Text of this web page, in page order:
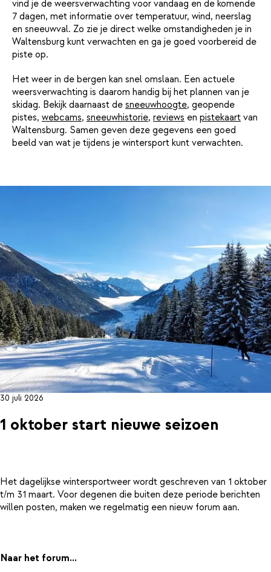
vind je de weersverwachting voor vandaag en de komende
7 dagen, met informatie over temperatuur, wind, neerslag
en sneeuwval. Zo zie je direct welke omstandigheden je in
Waltensburg kunt verwachten en ga je goed voorbereid de
piste op.
Het weer in de bergen kan snel omslaan. Een actuele
weersverwachting is daarom handig bij het plannen van je
skidag. Bekijk daarnaast de sneeuwhoogte, geopende
pistes, webcams, sneeuwhistorie, reviews en pistekaart van
Waltensburg. Samen geven deze gegevens een goed
beeld van wat je tijdens je wintersport kunt verwachten.
30 juli 2026
1 oktober start nieuwe seizoen
Het dagelijkse wintersportweer wordt geschreven van 1 oktober
t/m 31 maart. Voor degenen die buiten deze periode berichten
willen posten, maken we regelmatig een nieuw forum aan.
Naar het forum...